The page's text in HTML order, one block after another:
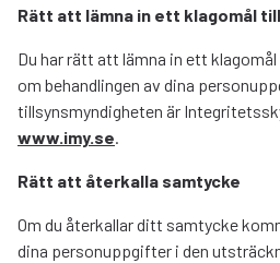
Rätt att lämna in ett klagomål
Du har rätt att lämna in ett
om behandlingen av dina
tillsynsmyndigheten är
www.imy.se.
Rätt att återkalla samtycke
Om du återkallar ditt samtycke
dina personuppgifter i den